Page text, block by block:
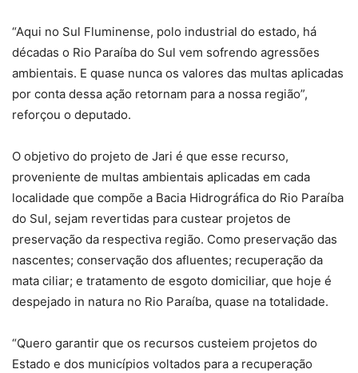
“Aqui no Sul Fluminense, polo industrial do estado, há
décadas o Rio Paraíba do Sul vem sofrendo agressões
ambientais. E quase nunca os valores das multas aplicadas
por conta dessa ação retornam para a nossa região”,
reforçou o deputado.
O objetivo do projeto de Jari é que esse recurso,
proveniente de multas ambientais aplicadas em cada
localidade que compõe a Bacia Hidrográfica do Rio Paraíba
do Sul, sejam revertidas para custear projetos de
preservação da respectiva região. Como preservação das
nascentes; conservação dos afluentes; recuperação da
mata ciliar; e tratamento de esgoto domiciliar, que hoje é
despejado in natura no Rio Paraíba, quase na totalidade.
“Quero garantir que os recursos custeiem projetos do
Estado e dos municípios voltados para a recuperação